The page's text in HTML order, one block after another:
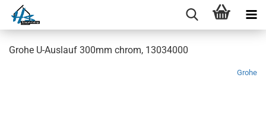
Grohe U-Auslauf 300mm chrom, 13034000
Grohe